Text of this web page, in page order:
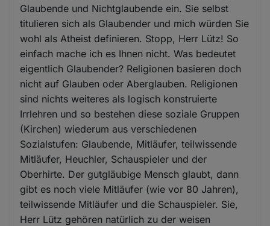
Glaubende und Nichtglaubende ein. Sie selbst
titulieren sich als Glaubender und mich würden Sie
wohl als Atheist definieren. Stopp, Herr Lütz! So
einfach mache ich es Ihnen nicht. Was bedeutet
eigentlich Glaubender? Religionen basieren doch
nicht auf Glauben oder Aberglauben. Religionen
sind nichts weiteres als logisch konstruierte
Irrlehren und so bestehen diese soziale Gruppen
(Kirchen) wiederum aus verschiedenen
Sozialstufen: Glaubende, Mitläufer, teilwissende
Mitläufer, Heuchler, Schauspieler und der
Oberhirte. Der gutgläubige Mensch glaubt, dann
gibt es noch viele Mitläufer (wie vor 80 Jahren),
teilwissende Mitläufer und die Schauspieler. Sie,
Herr Lütz gehören natürlich zu der weisen